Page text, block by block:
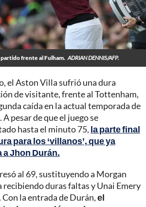
frente al Fulham. ADRIAN DENNIS/AFP.
el Aston Villa sufrió una dura
de visitante, frente al Tottenham,
caída en la actual temporada de
pesar de que el juego se
hasta el minuto 75, la parte final
para los ‘villanos’, que ya
a Jhon Durán.
al 69, sustituyendo a Morgan
recibiendo duras faltas y Unai Emery
la entrada de Durán,el